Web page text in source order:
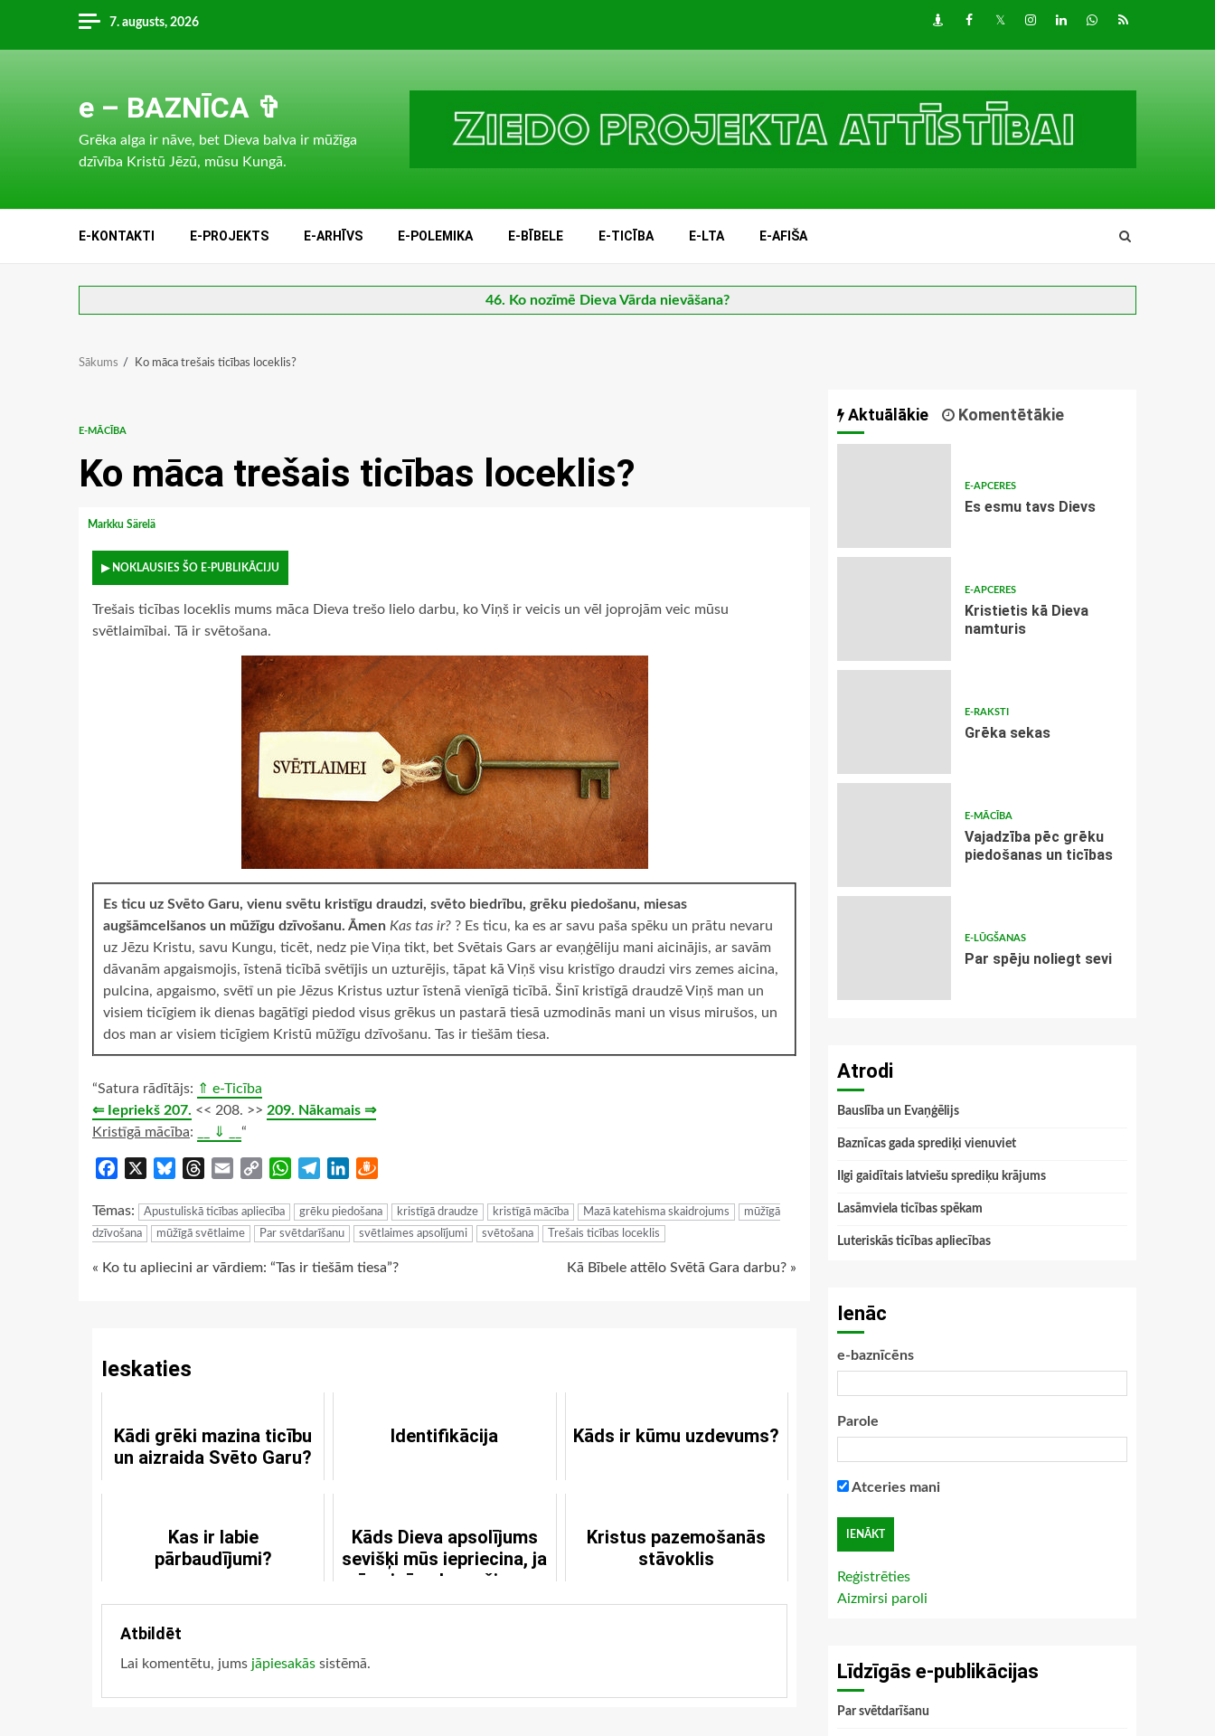
content
7. augusts, 2026 DraugiemFacebook
TwitterInstagram
LinkedInwhatsapp
RSS
e – BAZNĪCA ✞
Grēka alga ir nāve, bet Dieva balva ir mūžīga
dzīvība Kristū Jēzū, mūsu Kungā.
E-KONTAKTI E-PROJEKTS E-ARHĪVS E-POLEMIKA E-BĪBELE E-TICĪBA E-LTA E-AFIŠA
46. Ko nozīmē Dieva Vārda nievāšana?
Sākums Ko māca trešais ticības loceklis?
E-MĀCĪBA
Ko māca trešais ticības loceklis?
Markku Särelä
▶ NOKLAUSIES ŠO E-PUBLIKĀCIJU
Trešais ticības loceklis mums māca Dieva trešo lielo darbu, ko Viņš ir veicis un vēl joprojām veic mūsu
svētlaimībai. Tā ir svētošana.
Es ticu uz Svēto Garu, vienu svētu kristīgu draudzi, svēto biedrību, grēku piedošanu, miesas
augšāmcelšanos un mūžīgu dzīvošanu. Āmen Kas tas ir? ? Es ticu, ka es ar savu paša spēku un prātu nevaru
uz Jēzu Kristu, savu Kungu, ticēt, nedz pie Viņa tikt, bet Svētais Gars ar evaņģēliju mani aicinājis, ar savām
dāvanām apgaismojis, īstenā ticībā svētījis un uzturējis, tāpat kā Viņš visu kristīgo draudzi virs zemes aicina,
pulcina, apgaismo, svētī un pie Jēzus Kristus uztur īstenā vienīgā ticībā. Šinī kristīgā draudzē Viņš man un
visiem ticīgiem ik dienas bagātīgi piedod visus grēkus un pastarā tiesā uzmodinās mani un visus mirušos, un
dos man ar visiem ticīgiem Kristū mūžīgu dzīvošanu. Tas ir tiešām tiesa.
“Satura rādītājs: ⇑ e-Ticība
⇐ Iepriekš 207. << 208. >> 209. Nākamais ⇒
Kristīgā mācība: __ ⇓ __ “
Facebook BlueskyThreads
Email
Copy
WhatsApp
TelegramLinkedIn
Tēmas: Apustuliskā ticības apliecība grēku piedošana kristīgā draudze kristīgā mācība Mazā katehisma skaidrojums
mūžīgā
dzīvošana
mūžīgā svētlaime Par svētdarīšanu svētlaimes apsolījumi svētošana Trešais ticības loceklis
Continue
« Ko tu apliecini ar vārdiem: “Tas ir tiešām tiesa”? Kā Bībele attēlo Svētā Gara darbu? »
Ieskaties
Kādi grēki mazina ticību
un aizraida Svēto Garu?
Identifikācija Kāds ir kūmu uzdevums?
Kas ir labie
pārbaudījumi?
Kāds Dieva apsolījums
sevišķi mūs iepriecina, ja
mēs zinām, ka paši esam
slikti lūdzēji vai arī nepr...
Kristus pazemošanās
stāvoklis
Atbildēt
Lai komentētu, jums jāpiesakās sistēmā.
Aktuālākie Komentētākie
E-APCERES
Es esmu tavs Dievs
E-APCERES
Kristietis kā Dieva
namturis
E-RAKSTI
Grēka sekas
E-MĀCĪBA
Vajadzība pēc grēku
piedošanas un ticības
E-LŪGŠANAS
Par spēju noliegt sevi
Atrodi
Bauslība un Evaņģēlijs
Baznīcas gada sprediķi vienuviet
Ilgi gaidītais latviešu sprediķu krājums
Lasāmviela ticības spēkam
Luteriskās ticības apliecības
Ienāc
e-baznīcēns
Parole
Atceries mani
Reģistrēties
Aizmirsi paroli
Līdzīgās e-publikācijas
Par svētdarīšanu